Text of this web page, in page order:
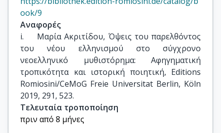
ook/9
Αναφορές
i.	Μαρία Ακριτίδου, Όψεις του παρελθόντος
του νέου ελληνισμού στο σύγχρονο
νεοελληνικό μυθιστόρημα: Αφηγηματική
τροπικότητα και ιστορική ποιητική, Editions
Romiosini/CeMoG Freie Universitat Berlin, Köln
2019, 291, 523.
Τελευταία τροποποίηση
πριν από 8 μήνες